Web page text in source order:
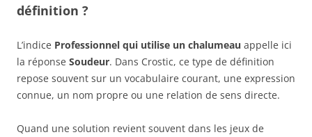
définition ?
L’indice Professionnel qui utilise un chalumeau appelle ici
la réponse Soudeur. Dans Crostic, ce type de définition
repose souvent sur un vocabulaire courant, une expression
connue, un nom propre ou une relation de sens directe.
Quand une solution revient souvent dans les jeux de